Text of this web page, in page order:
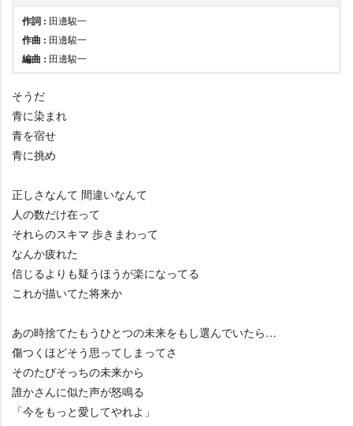
作詞 : 田邊駿一
作曲 : 田邊駿一
編曲 : 田邊駿一
そうだ
青に染まれ
青を宿せ
青に挑め
正しさなんて 間違いなんて
人の数だけ在って
それらのスキマ 歩きまわって
なんか疲れた
信じるよりも疑うほうが楽になってる
これが描いてた将来か
あの時捨てたもうひとつの未来をもし選んでいたら…
傷つくほどそう思ってしまってさ
そのたびそっちの未来から
誰かさんに似た声が怒鳴る
「今をもっと愛してやれよ」